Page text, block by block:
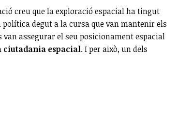
creu que la exploració espacial ha tingut
degut a la cursa que van mantenir els
van assegurar el seu posicionament espacial
ciutadania espacial. I per això, un dels